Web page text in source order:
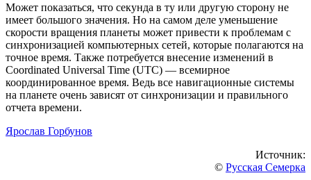
Может показаться, что секунда в ту или другую сторону не
имеет большого значения. Но на самом деле уменьшение
скорости вращения планеты может привести к проблемам с
синхронизацией компьютерных сетей, которые полагаются на
точное время. Также потребуется внесение изменений в
Coordinated Universal Time (UTC) — всемирное
координированное время. Ведь все навигационные системы
на планете очень зависят от синхронизации и правильного
отчета времени.
Ярослав Горбунов
Источник:
© Русская Семерка